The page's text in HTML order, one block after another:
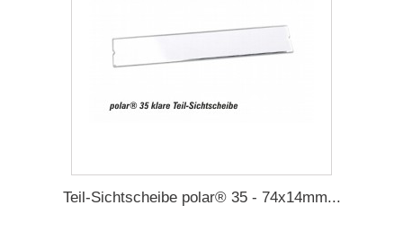
Teil-Sichtscheibe polar® 35 - 74x14mm...